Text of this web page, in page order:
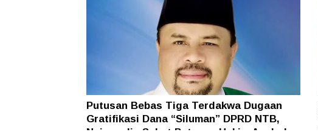
Putusan Bebas Tiga Terdakwa Dugaan
Gratifikasi Dana “Siluman” DPRD NTB,
Najamudin Sebut Putusan Hakim Aneh dan